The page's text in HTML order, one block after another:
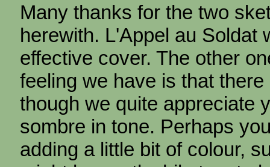
Many thanks for the two
herewith. L'Appel au Soldat
effective cover. The other
feeling we have is that
though we quite appreciate
sombre in tone. Perhaps
adding a little bit of colour,